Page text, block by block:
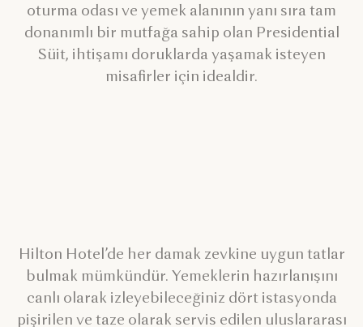
oturma odası ve yemek alanının yanı sıra tam
donanımlı bir mutfağa sahip olan Presidential
Süit, ihtişamı doruklarda yaşamak isteyen
misafirler için idealdir.
Hilton Hotel’de her damak zevkine uygun tatlar
bulmak mümkündür. Yemeklerin hazırlanışını
canlı olarak izleyebileceğiniz dört istasyonda
pişirilen ve taze olarak servis edilen uluslararası